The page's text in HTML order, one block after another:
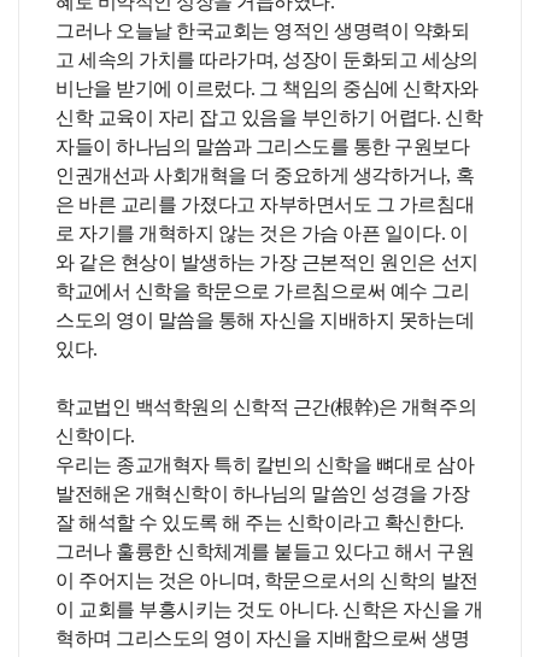
그러나 오늘날 한국교회는 영적인 생명력이 약화되
고 세속의 가치를 따라가며, 성장이 둔화되고 세상의
비난을 받기에 이르렀다. 그 책임의 중심에 신학자와
신학 교육이 자리 잡고 있음을 부인하기 어렵다. 신학
자들이 하나님의 말씀과 그리스도를 통한 구원보다
인권개선과 사회개혁을 더 중요하게 생각하거나, 혹
은 바른 교리를 가졌다고 자부하면서도 그 가르침대
로 자기를 개혁하지 않는 것은 가슴 아픈 일이다. 이
와 같은 현상이 발생하는 가장 근본적인 원인은 선지
학교에서 신학을 학문으로 가르침으로써 예수 그리
스도의 영이 말씀을 통해 자신을 지배하지 못하는데
있다.
학교법인 백석학원의 신학적 근간(根幹)은 개혁주의
신학이다.
우리는 종교개혁자 특히 칼빈의 신학을 뼈대로 삼아
발전해온 개혁신학이 하나님의 말씀인 성경을 가장
잘 해석할 수 있도록 해 주는 신학이라고 확신한다.
그러나 훌륭한 신학체계를 붙들고 있다고 해서 구원
이 주어지는 것은 아니며, 학문으로서의 신학의 발전
이 교회를 부흥시키는 것도 아니다. 신학은 자신을 개
혁하며 그리스도의 영이 자신을 지배함으로써 생명